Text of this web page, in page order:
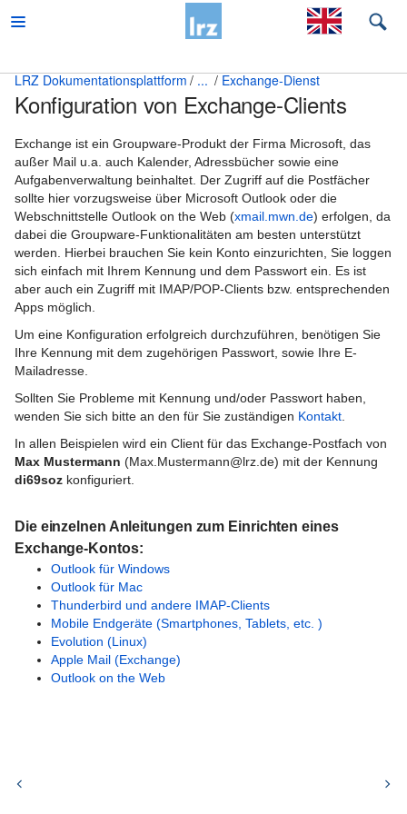
Beratung
Desktop und mobile Clients
E-Mail und Groupware
Allgemeine Hinweise zur Nutzung der LRZ
Mailservices
Mail Hosting
Exchange-Dienst
Umzug auf Exchange
Policies für den Exchange-Dienst
Identity Management Portal (IDM-Portal)
Exchange-Funktionsobjekte
Kontakt bei Fragen und Problemen mit
Exchange
Konfiguration von Exchange-Clients
Outlook für Windows
Outlook für Mac
LRZ Dokumentationsplattform ... Exchange-Dienst
Konfiguration von Exchange-Clients
Exchange ist ein Groupware-Produkt der Firma Microsoft, das
außer Mail u.a. auch Kalender, Adressbücher sowie eine
Aufgabenverwaltung beinhaltet. Der Zugriff auf die Postfächer
sollte hier vorzugsweise über Microsoft Outlook oder die
Webschnittstelle Outlook on the Web (xmail.mwn.de) erfolgen, da
dabei die Groupware-Funktionalitäten am besten unterstützt
werden. Hierbei brauchen Sie kein Konto einzurichten, Sie loggen
sich einfach mit Ihrem Kennung und dem Passwort ein. Es ist
aber auch ein Zugriff mit IMAP/POP-Clients bzw. entsprechenden
Apps möglich.
Um eine Konfiguration erfolgreich durchzuführen, benötigen Sie
Ihre Kennung mit dem zugehörigen Passwort, sowie Ihre E-
Mailadresse.
Sollten Sie Probleme mit Kennung und/oder Passwort haben,
wenden Sie sich bitte an den für Sie zuständigen Kontakt
In allen Beispielen wird ein Client für das Exchange-Postfach von
Max Mustermann (Max.Mustermann@lrz.de) mit der Kennung
di69soz konfiguriert.
Die einzelnen Anleitungen zum Einrichten eines
Exchange-Kontos:
Outlook für Windows
Outlook für Mac
Thunderbird und andere IMAP-Clients
Mobile Endgeräte (Smartphones, Tablets, etc. )
Evolution (Linux)
Apple Mail (Exchange)
Outlook on the Web